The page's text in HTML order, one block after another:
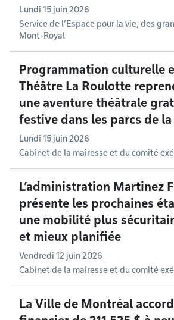
Lundi 15 juin 2026
Service de l’Espace pour la vie, des
Mont-Royal
Programmation culturelle
Théâtre La Roulotte
une aventure théâtrale
festive dans les parcs de
Lundi 15 juin 2026
Cabinet de la mairesse et du comité
L’administration Martinez
présente les prochaines
une mobilité plus
et mieux planifiée
Vendredi 12 juin 2026
Cabinet de la mairesse et du comité
La Ville de Montréal